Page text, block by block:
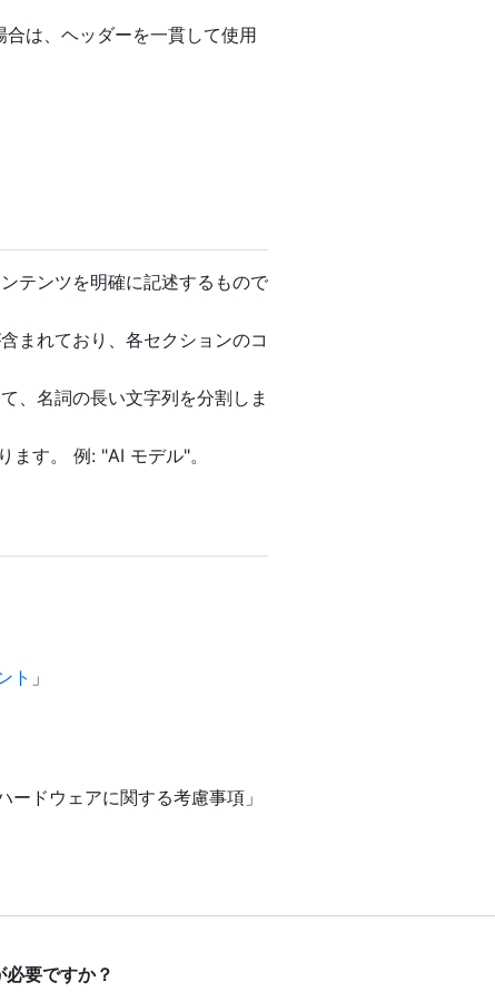
は、ヘッダーを一貫して使用
テンツを明確に記述するもので
まれており、各セクションのコ
、名詞の長い文字列を分割しま
ます。 例: "AI モデル"。
ト 」
ードウェアに関する考慮事項」
必要ですか？